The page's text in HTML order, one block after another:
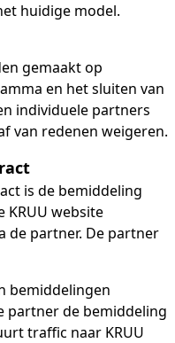
huidige model.
gemaakt op
en het sluiten van
individuele partners
van redenen weigeren.
is de bemiddeling
KRUU website
de partner. De partner
bemiddelingen
partner de bemiddeling
traffic naar KRUU